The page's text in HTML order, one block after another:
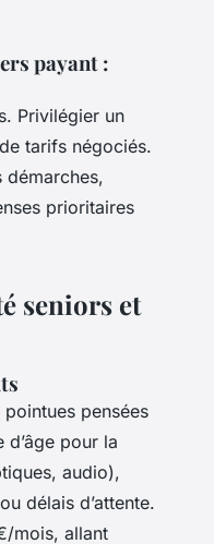
payant :
Privilégier un
tarifs négociés.
démarches,
prioritaires
seniors et
pensées
pour la
audio),
délais d’attente.
mois, allant